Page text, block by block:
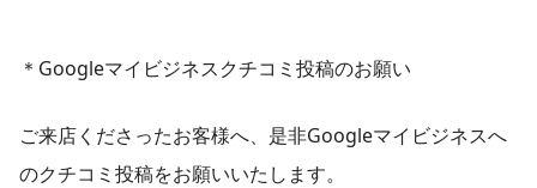
＊Googleマイビジネスクチコミ投稿のお願い
ご来店くださったお客様へ、是非Googleマイビジネスへ
のクチコミ投稿をお願いいたします。